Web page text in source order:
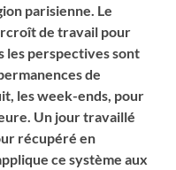
parisienne. Le
de travail pour
les perspectives sont
de
les week-ends, pour
Un jour travaillé
récupéré en
ce système aux